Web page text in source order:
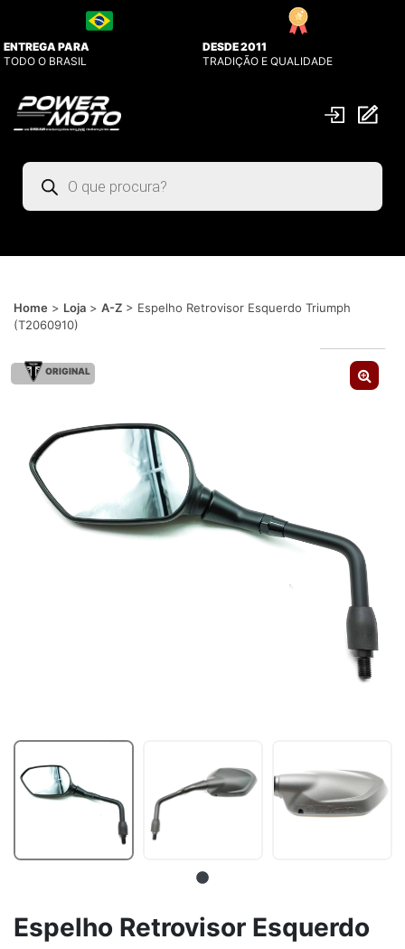
ENTREGA PARA
TODO O BRASIL
DESDE 2011
TRADIÇÃO E QUALIDADE
Pesquisar
produtos
Home > Loja > A-Z > Espelho Retrovisor Esquerdo Triumph
(T2060910)
ORIGINAL
Espelho Retrovisor Esquerdo